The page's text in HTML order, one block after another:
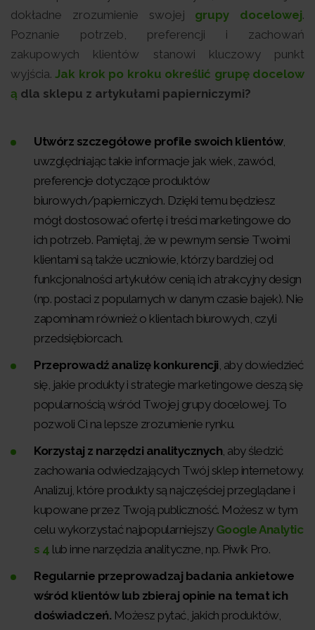
dokładne zrozumienie swojej
grupy docelowej.
Poznanie potrzeb, preferencji i zachowań
zakupowych klientów stanowi kluczowy punkt
wyjścia.Jak krok po kroku określić grupę docelow
ą dla sklepu z artykułami papierniczymi?
Utwórz szczegółowe profile swoich klientów,
uwzględniając takie informacje jak wiek, zawód,
preferencje dotyczące produktów
biurowych/papierniczych. Dzięki temu będziesz
mógł dostosować ofertę i treści marketingowe do
ich potrzeb. Pamiętaj, że w pewnym sensie Twoimi
klientami są także uczniowie, którzy bardziej od
funkcjonalności artykułów cenią ich atrakcyjny design
(np. postaci z popularnych w danym czasie bajek). Nie
zapominam również o klientach biurowych, czyli
przedsiębiorcach.
Przeprowadź analizę konkurencji , aby dowiedzieć
się, jakie produkty i strategie marketingowe cieszą się
popularnością wśród Twojej grupy docelowej. To
pozwoli Ci na lepsze zrozumienie rynku.
Korzystaj z narzędzi analitycznych , aby śledzić
zachowania odwiedzających Twój sklep internetowy.
Analizuj, które produkty są najczęściej przeglądane i
kupowane przez Twoją publiczność. Możesz w tym
celu wykorzystać najpopularniejszy Google Analytic
s 4 lub inne narzędzia analityczne, np. Piwik Pro.
Regularnie przeprowadzaj badania ankietowe
wśród klientów lub zbieraj opinie na temat ich
doświadczeń. Możesz pytać, jakich produktów,